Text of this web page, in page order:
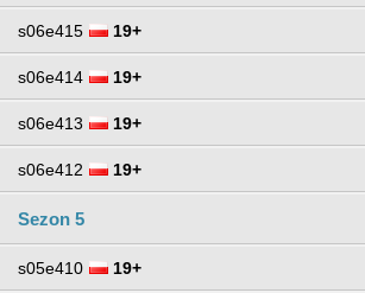
s06e415 19+
s06e414 19+
s06e413 19+
s06e412 19+
Sezon 5
s05e410 19+